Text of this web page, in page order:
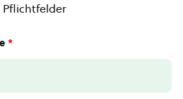
Pflichtfelder
*